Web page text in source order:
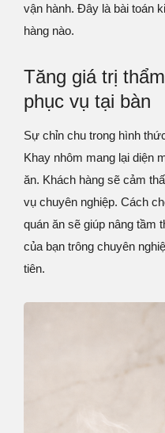
vận hành. Đây là bài toán
hàng nào.
Tăng giá trị
phục vụ tại bàn
Sự chỉn chu trong hình
Khay nhôm mang lại diện
ăn. Khách hàng sẽ cảm
vụ chuyên nghiệp. Cách
quán ăn sẽ giúp nâng tầm
của bạn trông chuyên
tiên.